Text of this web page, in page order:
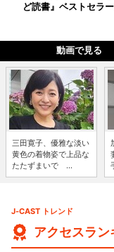
ど読書』ベストセラ
動画で見る
三田寛子、優雅な淡い
黄色の着物姿で上品な
たたずまいで ...
J-CAST トレンド
アクセスラン